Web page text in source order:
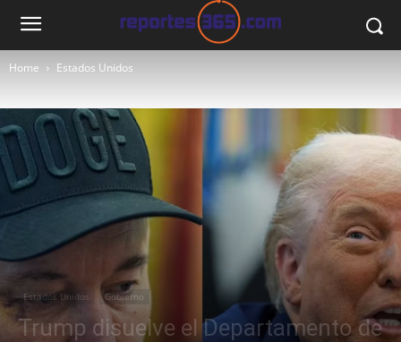
Home Estados Unidos
Estados Unidos Gobierno
Trump disuelve el Departamento de